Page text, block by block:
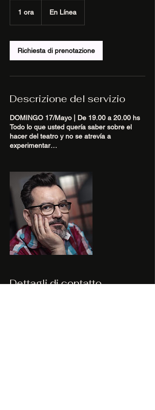
1 ora En Línea
Richiesta di prenotazione
Descrizione del servizio
DOMINGO 17/Mayo | De 19.00 a 20.00 hs
Todo lo que usted quería saber sobre el
hacer del teatro y no se atrevía a
experimentar…
Dettagli di contatto